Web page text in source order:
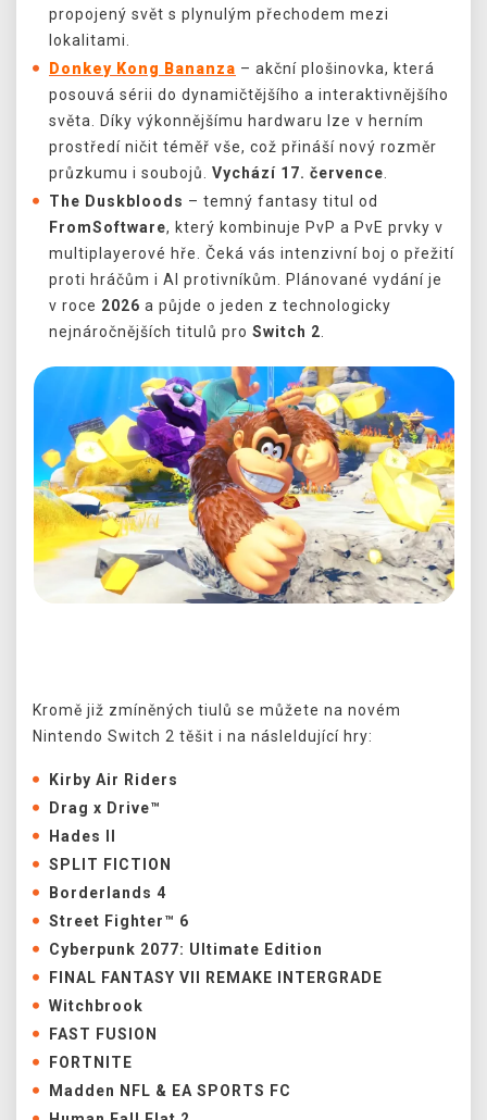
propojený svět s plynulým přechodem mezi
lokalitami.
Donkey Kong Bananza – akční plošinovka, která
posouvá sérii do dynamičtějšího a interaktivnějšího
světa. Díky výkonnějšímu hardwaru lze v herním
prostředí ničit téměř vše, což přináší nový rozměr
průzkumu i soubojů. Vychází 17. července
The Duskbloods – temný fantasy titul od
FromSoftware, který kombinuje PvP a PvE prvky v
multiplayerové hře. Čeká vás intenzivní boj o přežití
proti hráčům i AI protivníkům. Plánované vydání je
v roce 2026 a půjde o jeden z technologicky
nejnáročnějších titulů pro Switch 2
Kromě již zmíněných tiulů se můžete na novém
Nintendo Switch 2 těšit i na násleldující hry:
Kirby Air Riders
Drag x Drive™
Hades II
SPLIT FICTION
Borderlands 4
Street Fighter™ 6
Cyberpunk 2077: Ultimate Edition
FINAL FANTASY VII REMAKE INTERGRADE
Witchbrook
FAST FUSION
FORTNITE
Madden NFL & EA SPORTS FC